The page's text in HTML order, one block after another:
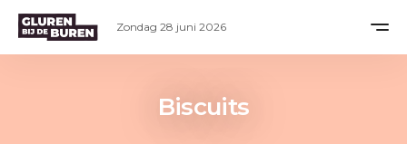
Biscuits
Zondag 28 juni 2026